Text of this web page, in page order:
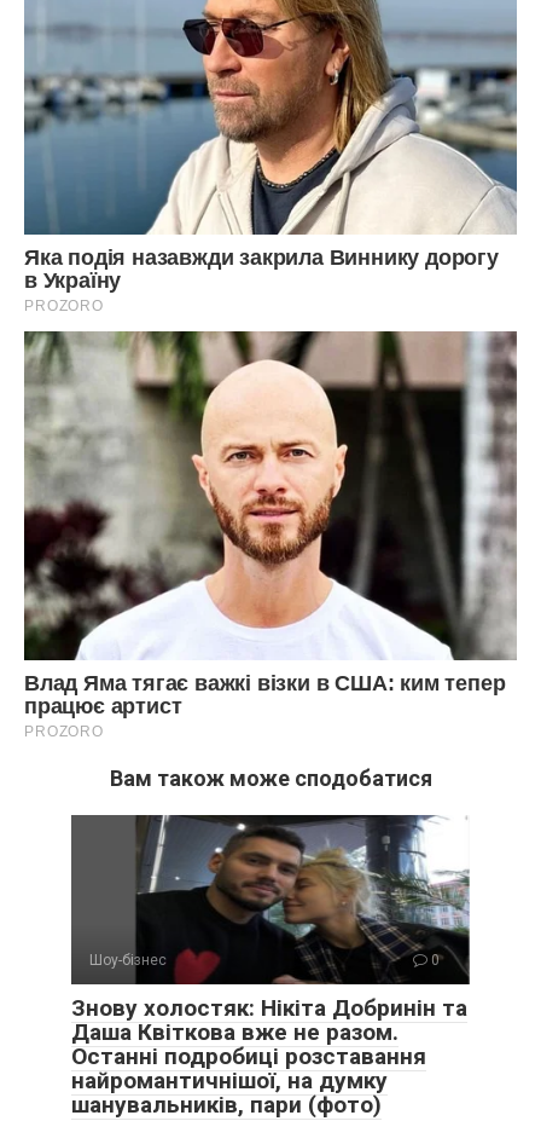
Вам також може сподобатися
Шоу-бізнес 0
Знову холостяк: Нікіта Добринін та
Даша Квіткова вже не разом.
Останні подробиці розставання
найромантичнішої, на думку
шанувальників, пари (фото)